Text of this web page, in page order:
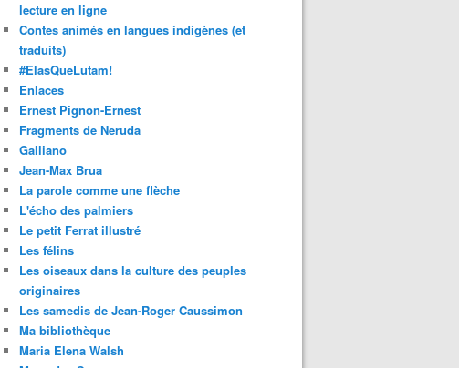
lecture en ligne
Contes animés en langues indigènes (et
traduits)
#ElasQueLutam!
Enlaces
Ernest Pignon-Ernest
Fragments de Neruda
Galliano
Jean-Max Brua
La parole comme une flèche
L'écho des palmiers
Le petit Ferrat illustré
Les félins
Les oiseaux dans la culture des peuples
originaires
Les samedis de Jean-Roger Caussimon
Ma bibliothèque
Maria Elena Walsh